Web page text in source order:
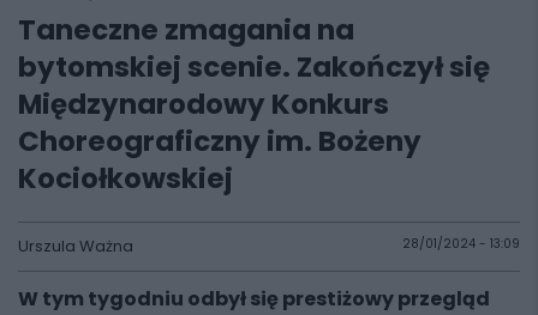
Taneczne zmagania na
bytomskiej scenie. Zakończył się
Międzynarodowy Konkurs
Choreograficzny im. Bożeny
Kociołkowskiej
Urszula Ważna 28/01/2024 - 13:09
W tym tygodniu odbył się prestiżowy przegląd